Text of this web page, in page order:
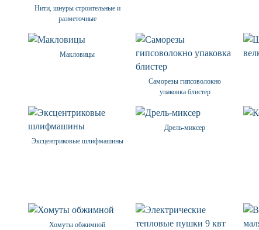
Нити, шнуры строительные и
разметочные
Макловицы
Саморезы гипсоволокно
упаковка блистер
Эксцентриковые шлифмашины
Дрель-миксер
Хомуты обжимной